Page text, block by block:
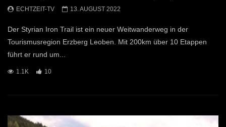
ECHTZEIT-TV 13. AUGUST 2022
Der Styrian Iron Trail ist ein neuer Weitwanderweg in der
Tourismusregion Erzberg Leoben. Mit 200km über 10 Etappen
führt er rund um...
1.1K 10